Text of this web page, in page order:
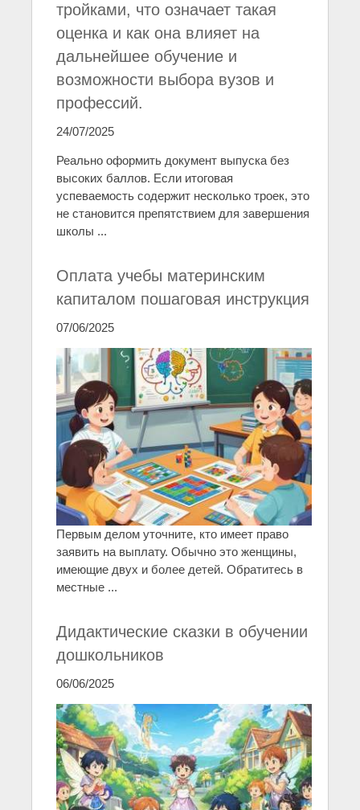
тройками, что означает такая
оценка и как она влияет на
дальнейшее обучение и
возможности выбора вузов и
профессий.
24/07/2025
Реально оформить документ выпуска без
высоких баллов. Если итоговая
успеваемость содержит несколько троек, это
не становится препятствием для завершения
школы ...
Оплата учебы материнским
капиталом пошаговая инструкция
07/06/2025
Первым делом уточните, кто имеет право
заявить на выплату. Обычно это женщины,
имеющие двух и более детей. Обратитесь в
местные ...
Дидактические сказки в обучении
дошкольников
06/06/2025